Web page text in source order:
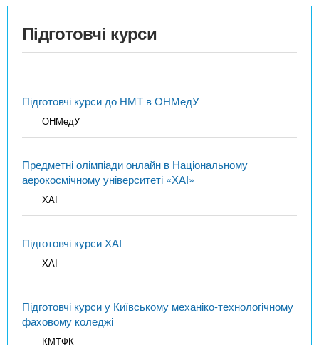
Підготовчі курси
Підготовчі курси до НМТ в ОНМедУ
ОНМедУ
Предметні олімпіади онлайн в Національному
аерокосмічному університеті «ХАІ»
ХАІ
Підготовчі курси ХАІ
ХАІ
Підготовчі курси у Київському механіко-технологічному
фаховому коледжі
КМТФК